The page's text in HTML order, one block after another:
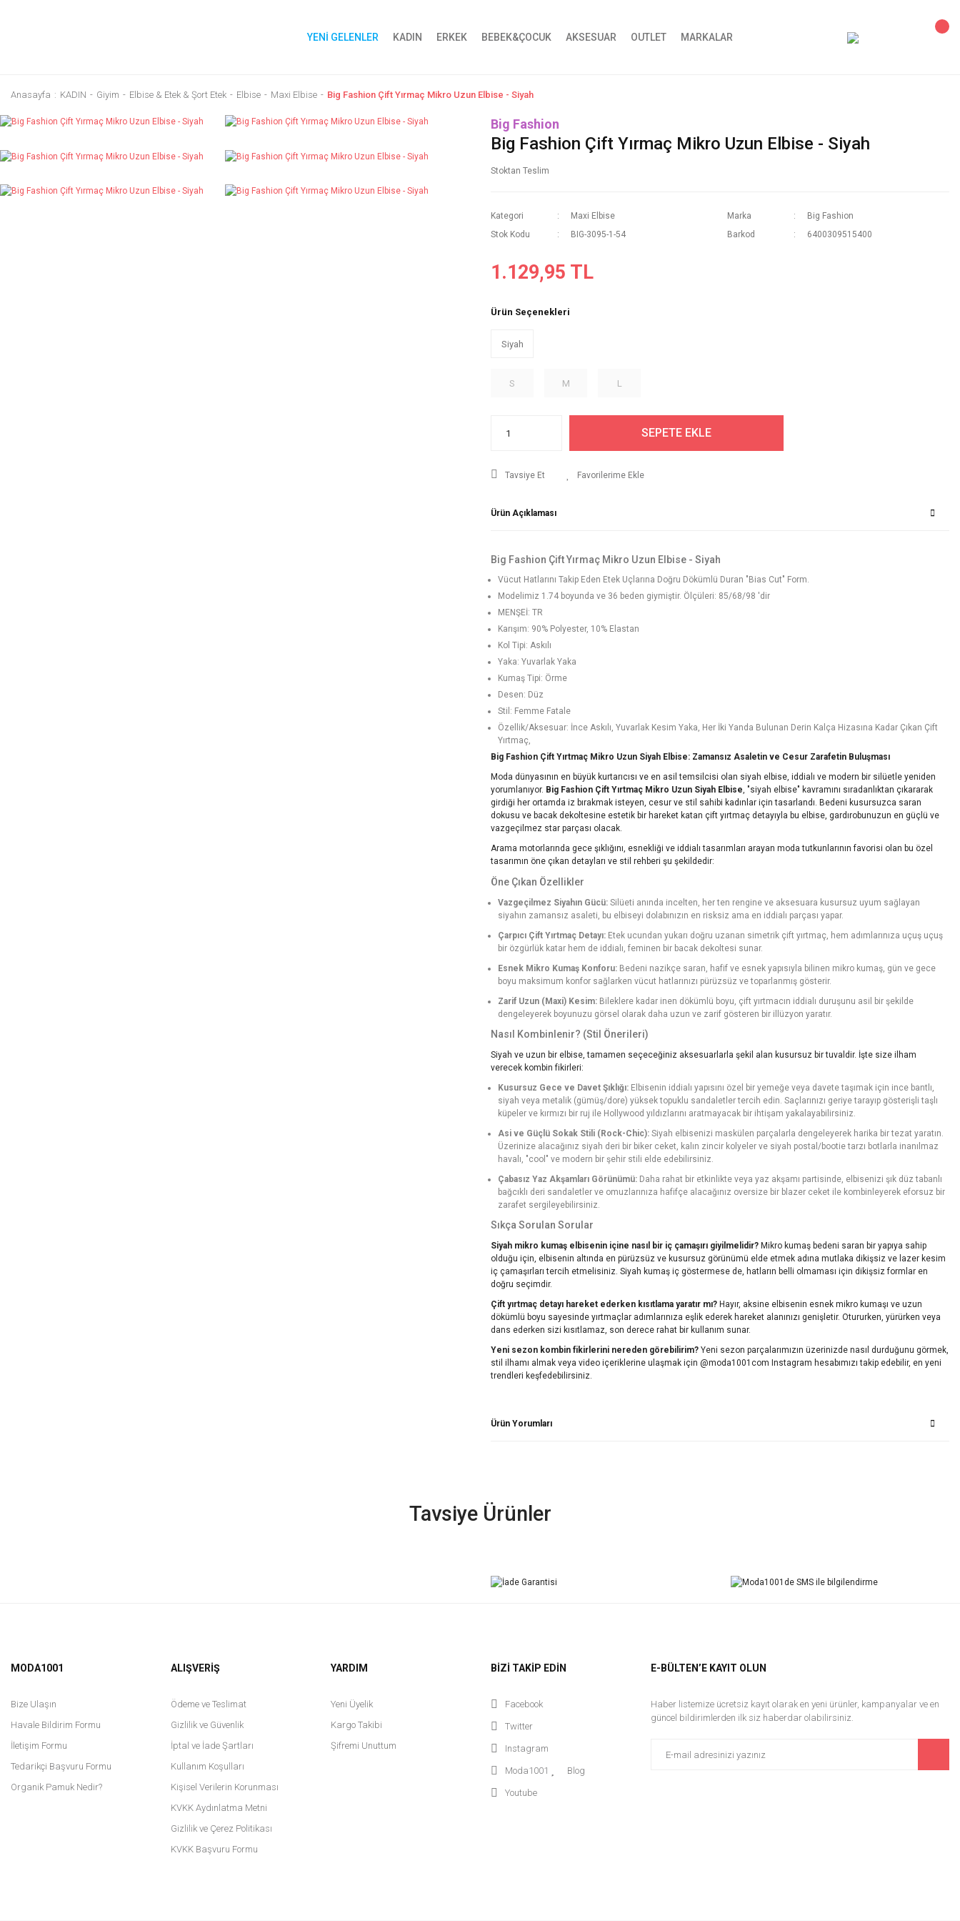
YENİ GELENLER KADIN ERKEK BEBEK&ÇOCUK AKSESUAR OUTLET MARKALAR
Anasayfa KADIN Giyim Elbise & Etek & Şort Etek Elbise Maxi Elbise Big Fashion Çift Yırmaç Mikro Uzun Elbise - Siyah
Big Fashion
Big Fashion Çift Yırmaç Mikro Uzun Elbise - Siyah
Stoktan Teslim
Kategori Maxi Elbise Marka
Big Fashion
Stok Kodu
BIG-3095-1-54 Barkod 6400309515400
1.129,95 TL
Ürün Seçenekleri
Siyah
S M L
SEPETE EKLE
Tavsiye Et
Ürün Açıklaması
Big Fashion Çift Yırmaç Mikro Uzun Elbise - Siyah
Vücut Hatlarını Takip Eden Etek Uçlarına Doğru Dökümlü Duran "Bias Cut" Form.
Modelimiz 1.74 boyunda ve 36 beden giymiştir. Ölçüleri: 85/68/98 'dir
MENŞEİ: TR
Karışım: 90% Polyester, 10% Elastan
Kol Tipi: Askılı
Yaka: Yuvarlak Yaka
Kumaş Tipi: Örme
Desen: Düz
Stil: Femme Fatale
Özellik/Aksesuar: İnce Askılı, Yuvarlak Kesim Yaka, Her İki Yanda Bulunan Derin Kalça Hizasına Kadar Çıkan Çift
Yırtmaç,
Big Fashion Çift Yırtmaç Mikro Uzun Siyah Elbise: Zamansız Asaletin ve Cesur Zarafetin Buluşması
Moda dünyasının en büyük kurtarıcısı ve en asil temsilcisi olan siyah elbise, iddialı ve modern bir silüetle yeniden
yorumlanıyor. Big Fashion Çift Yırtmaç Mikro Uzun Siyah Elbise, "siyah elbise" kavramını sıradanlıktan çıkararak
girdiği her ortamda iz bırakmak isteyen, cesur ve stil sahibi kadınlar için tasarlandı. Bedeni kusursuzca saran
dokusu ve bacak dekoltesine estetik bir hareket katan çift yırtmaç detayıyla bu elbise, gardırobunuzun en güçlü ve
vazgeçilmez star parçası olacak.
Arama motorlarında gece şıklığını, esnekliği ve iddialı tasarımları arayan moda tutkunlarının favorisi olan bu özel
tasarımın öne çıkan detayları ve stil rehberi şu şekildedir:
Öne Çıkan Özellikler
Vazgeçilmez Siyahın Gücü: Silüeti anında incelten, her ten rengine ve aksesuara kusursuz uyum sağlayan
siyahın zamansız asaleti, bu elbiseyi dolabınızın en risksiz ama en iddialı parçası yapar.
Çarpıcı Çift Yırtmaç Detayı: Etek ucundan yukarı doğru uzanan simetrik çift yırtmaç, hem adımlarınıza uçuş uçuş
bir özgürlük katar hem de iddialı, feminen bir bacak dekoltesi sunar.
Esnek Mikro Kumaş Konforu: Bedeni nazikçe saran, hafif ve esnek yapısıyla bilinen mikro kumaş, gün ve gece
boyu maksimum konfor sağlarken vücut hatlarınızı pürüzsüz ve toparlanmış gösterir.
Zarif Uzun (Maxi) Kesim: Bileklere kadar inen dökümlü boyu, çift yırtmacın iddialı duruşunu asil bir şekilde
dengeleyerek boyunuzu görsel olarak daha uzun ve zarif gösteren bir illüzyon yaratır.
Nasıl Kombinlenir? (Stil Önerileri)
Siyah ve uzun bir elbise, tamamen seçeceğiniz aksesuarlarla şekil alan kusursuz bir tuvaldir. İşte size ilham
verecek kombin fikirleri:
Kusursuz Gece ve Davet Şıklığı: Elbisenin iddialı yapısını özel bir yemeğe veya davete taşımak için ince bantlı,
siyah veya metalik (gümüş/dore) yüksek topuklu sandaletler tercih edin. Saçlarınızı geriye tarayıp gösterişli taşlı
küpeler ve kırmızı bir ruj ile Hollywood yıldızlarını aratmayacak bir ihtişam yakalayabilirsiniz.
Asi ve Güçlü Sokak Stili (Rock-Chic): Siyah elbisenizi maskülen parçalarla dengeleyerek harika bir tezat yaratın.
Üzerinize alacağınız siyah deri bir biker ceket, kalın zincir kolyeler ve siyah postal/bootie tarzı botlarla inanılmaz
havalı, "cool" ve modern bir şehir stili elde edebilirsiniz.
Çabasız Yaz Akşamları Görünümü: Daha rahat bir etkinlikte veya yaz akşamı partisinde, elbisenizi şık düz tabanlı
bağcıklı deri sandaletler ve omuzlarınıza hafifçe alacağınız oversize bir blazer ceket ile kombinleyerek eforsuz bir
zarafet sergileyebilirsiniz.
Sıkça Sorulan Sorular
Siyah mikro kumaş elbisenin içine nasıl bir iç çamaşırı giyilmelidir? Mikro kumaş bedeni saran bir yapıya sahip
olduğu için, elbisenin altında en pürüzsüz ve kusursuz görünümü elde etmek adına mutlaka dikişsiz ve lazer kesim
iç çamaşırları tercih etmelisiniz. Siyah kumaş iç göstermese de, hatların belli olmaması için dikişsiz formlar en
doğru seçimdir.
Çift yırtmaç detayı hareket ederken kısıtlama yaratır mı? Hayır, aksine elbisenin esnek mikro kumaşı ve uzun
dökümlü boyu sayesinde yırtmaçlar adımlarınıza eşlik ederek hareket alanınızı genişletir. Otururken, yürürken veya
dans ederken sizi kısıtlamaz, son derece rahat bir kullanım sunar.
Yeni sezon kombin fikirlerini nereden görebilirim? Yeni sezon parçalarımızın üzerinizde nasıl durduğunu görmek,
stil ilhamı almak veya video içeriklerine ulaşmak için @moda1001com Instagram hesabımızı takip edebilir, en yeni
trendleri keşfedebilirsiniz.
Ürün Yorumları
Tavsiye Ürünler
MODA1001
Bize Ulaşın
Havale Bildirim Formu
İletişim Formu
Tedarikçi Başvuru Formu
Organik Pamuk Nedir?
ALIŞVERİŞ
Ödeme ve Teslimat
Gizlilik ve Güvenlik
İptal ve İade Şartları
Kullanım Koşulları
Kişisel Verilerin Korunması
KVKK Aydınlatma Metni
Gizlilik ve Çerez Politikası
KVKK Başvuru Formu
YARDIM
Yeni Üyelik
Kargo Takibi
Şifremi Unuttum
BİZİ TAKİP EDİN
Facebook
Twitter
Instagram
Moda1001 Blog
Youtube
E-BÜLTEN’E KAYIT OLUN
Haber listemize ücretsiz kayıt olarak en yeni ürünler, kampanyalar ve en
güncel bildirimlerden ilk siz haberdar olabilirsiniz.